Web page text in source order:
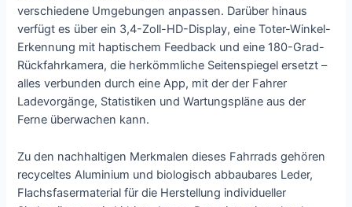
verschiedene Umgebungen anpassen. Darüber hinaus
verfügt es über ein 3,4-Zoll-HD-Display, eine Toter-Winkel-
Erkennung mit haptischem Feedback und eine 180-Grad-
Rückfahrkamera, die herkömmliche Seitenspiegel ersetzt –
alles verbunden durch eine App, mit der der Fahrer
Ladevorgänge, Statistiken und Wartungspläne aus der
Ferne überwachen kann.
Zu den nachhaltigen Merkmalen dieses Fahrrads gehören
recyceltes Aluminium und biologisch abbaubares Leder,
Flachsfasermaterial für die Herstellung individueller